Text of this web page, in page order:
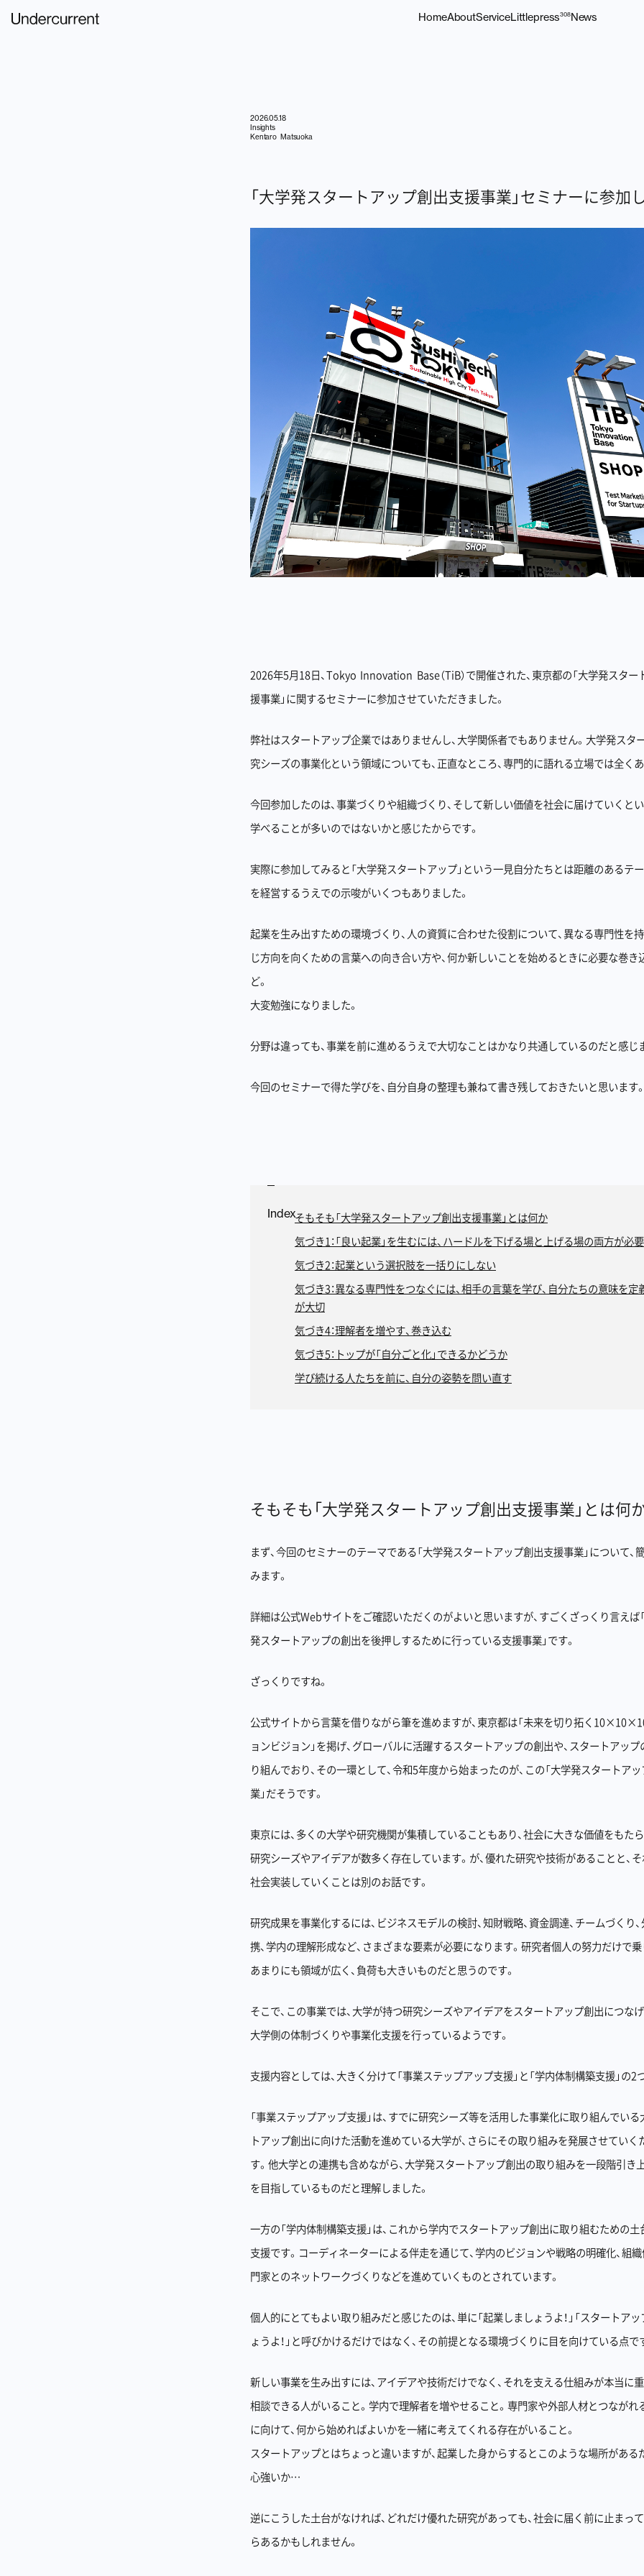
HomeAboutServiceLittlepress308News
2026.05.18
Insights
Kentaro Matsuoka
「大学発スタートアップ創出支援事業」セミナーに参加
2026年5月18日、Tokyo Innovation Base（TiB）で開催された、東京都の「大学発スター
援事業」に関するセミナーに参加させていただきました。
弊社はスタートアップ企業ではありませんし、大学関係者でもありません。大学発スタ
究シーズの事業化という領域についても、正直なところ、専門的に語れる立場では全くあ
今回参加したのは、事業づくりや組織づくり、そして新しい価値を社会に届けていくとい
学べることが多いのではないかと感じたからです。
実際に参加してみると「大学発スタートアップ」という一見自分たちとは距離のあるテ
を経営するうえでの示唆がいくつもありました。
起業を生み出すための環境づくり、人の資質に合わせた役割について、異なる専門性を持
じ方向を向くための言葉への向き合い方や、何か新しいことを始めるときに必要な巻き
ど。
大変勉強になりました。
分野は違っても、事業を前に進めるうえで大切なことはかなり共通しているのだと感じ
今回のセミナーで得た学びを、自分自身の整理も兼ねて書き残しておきたいと思います。
Indexそもそも「大学発スタートアップ創出支援事業」とは何か
気づき1：「良い起業」を生むには、ハードルを下げる場と上げる場の両方が必要
気づき2：起業という選択肢を一括りにしない
気づき3：異なる専門性をつなぐには、相手の言葉を学び、自分たちの意味を定
が大切
気づき4：理解者を増やす、巻き込む
気づき5：トップが「自分ごと化」できるかどうか
学び続ける人たちを前に、自分の姿勢を問い直す
そもそも「大学発スタートアップ創出支援事業」とは何
まず、今回のセミナーのテーマである「大学発スタートアップ創出支援事業」について、
みます。
詳細は公式Webサイトをご確認いただくのがよいと思いますが、すごくざっくり言えば
発スタートアップの創出を後押しするために行っている支援事業」です。
ざっくりですね。
公式サイトから言葉を借りながら筆を進めますが、東京都は「未来を切り拓く
ョンビジョン」を掲げ、グローバルに活躍するスタートアップの創出や、スタートアッ
り組んでおり、その一環として、令和5年度から始まったのが、この「大学発スタートア
業」だそうです。
東京には、多くの大学や研究機関が集積していることもあり、社会に大きな価値をもた
研究シーズやアイデアが数多く存在しています。が、優れた研究や技術があることと、
社会実装していくことは別のお話です。
研究成果を事業化するには、ビジネスモデルの検討、知財戦略、資金調達、チームづくり
携、学内の理解形成など、さまざまな要素が必要になります。研究者個人の努力だけで乗
あまりにも領域が広く、負荷も大きいものだと思うのです。
そこで、この事業では、大学が持つ研究シーズやアイデアをスタートアップ創出につなげ
大学側の体制づくりや事業化支援を行っているようです。
支援内容としては、大きく分けて「事業ステップアップ支援」と「学内体制構築支援」の2つ
「事業ステップアップ支援」は、すでに研究シーズ等を活用した事業化に取り組んでいる
トアップ創出に向けた活動を進めている大学が、さらにその取り組みを発展させていく
す。他大学との連携も含めながら、大学発スタートアップ創出の取り組みを一段階引き
を目指しているものだと理解しました。
一方の「学内体制構築支援」は、これから学内でスタートアップ創出に取り組むための土
支援です。コーディネーターによる伴走を通じて、学内のビジョンや戦略の明確化、組織
門家とのネットワークづくりなどを進めていくものとされています。
個人的にとてもよい取り組みだと感じたのは、単に「起業しましょうよ！」「スタートア
ょうよ！」と呼びかけるだけではなく、その前提となる環境づくりに目を向けている点で
新しい事業を生み出すには、アイデアや技術だけでなく、それを支える仕組みが本当に重
相談できる人がいること。学内で理解者を増やせること。専門家や外部人材とつながれ
に向けて、何から始めればよいかを一緒に考えてくれる存在がいること。
スタートアップとはちょっと違いますが、起業した身からするとこのような場所がある
心強いか…
逆にこうした土台がなければ、どれだけ優れた研究があっても、社会に届く前に止まっ
らあるかもしれません。